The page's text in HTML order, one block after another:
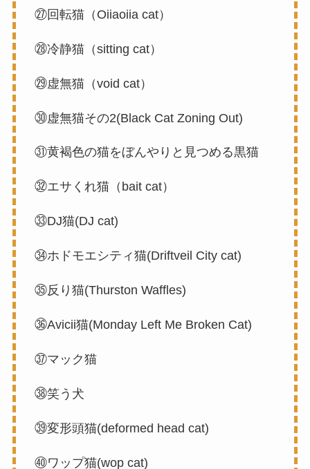
㉗回転猫（Oiiaoiia cat）
㉘冷静猫（sitting cat）
㉙虚無猫（void cat）
㉚虚無猫その2(Black Cat Zoning Out)
㉛黄褐色の猫をぼんやりと見つめる黒猫
㉜エサくれ猫（bait cat）
㉝DJ猫(DJ cat)
㉞ホドモエシティ猫(Driftveil City cat)
㉟反り猫(Thurston Waffles)
㊱Avicii猫(Monday Left Me Broken Cat)
㊲マック猫
㊳笑う犬
㊴変形頭猫(deformed head cat)
㊵ワップ猫(wop cat)